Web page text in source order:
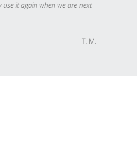
use it again when we are next
T. M.